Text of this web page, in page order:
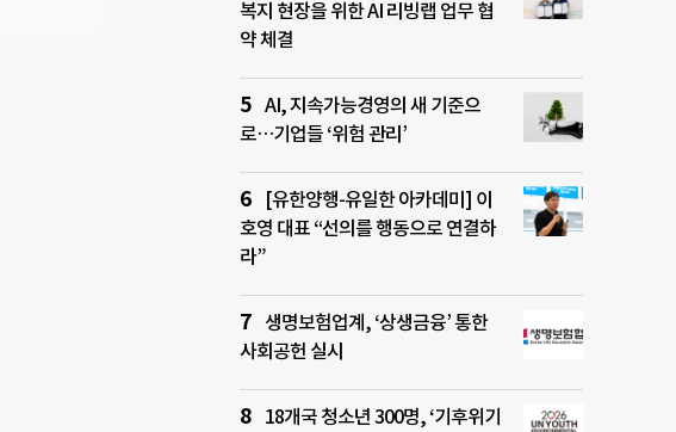
복지 현장을 위한 AI 리빙랩 업무 협
약 체결
AI, 지속가능경영의 새 기준으
로…기업들 ‘위험 관리’
[유한양행-유일한 아카데미] 이
호영 대표 “선의를 행동으로 연결하
라”
생명보험업계, ‘상생금융’ 통한
사회공헌 실시
18개국 청소년 300명, ‘기후위기